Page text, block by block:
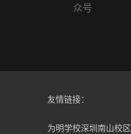
众号
友情链接：
为明学校深圳南山校区